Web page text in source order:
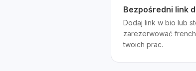
Bezpośredni link
Dodaj link w bio lub
zarezerwować
twoich prac.